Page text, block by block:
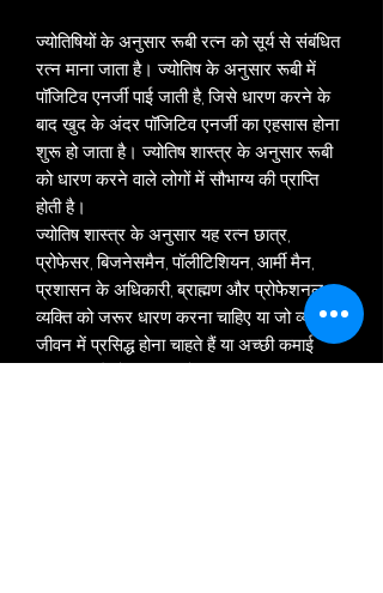
ज्योतिषियों के अनुसार रूबी रत्न को सूर्य से संबंधित
रत्न माना जाता है। ज्योतिष के अनुसार रूबी में
पॉजिटिव एनर्जी पाई जाती है, जिसे धारण करने के
बाद खुद के अंदर पॉजिटिव एनर्जी का एहसास होना
शुरू हो जाता है। ज्योतिष शास्त्र के अनुसार रूबी
को धारण करने वाले लोगों में सौभाग्य की प्राप्ति
होती है।
ज्योतिष शास्त्र के अनुसार यह रत्न छात्र,
प्रोफेसर, बिजनेसमैन, पॉलीटिशियन, आर्मी मैन,
प्रशासन के अधिकारी, ब्राह्मण और प्रोफेशनल
व्यक्ति को जरूर धारण करना चाहिए या जो व्यक्ति
जीवन में प्रसिद्ध होना चाहते हैं या अच्छी कमाई
करना चाहते हो या फिर जो व्यक्ति मां लक्ष्मी की पूजा